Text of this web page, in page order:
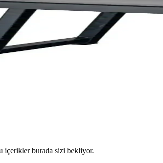
içerikler burada sizi bekliyor.